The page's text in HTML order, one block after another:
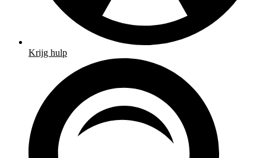
Krijg hulp